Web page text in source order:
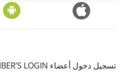
تسجيل دخول أعضاء MEMBER’S LOGIN